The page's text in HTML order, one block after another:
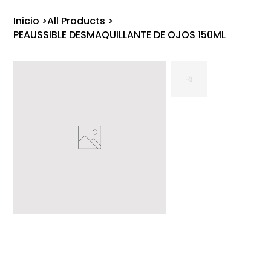
Inicio >All Products >
PEAUSSIBLE DESMAQUILLANTE DE OJOS 150ML